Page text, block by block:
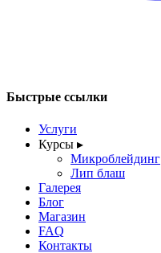
Быстрые ссылки
Услуги
Курсы ▸
Микроблейдинг
Лип блаш
Галерея
Блог
Магазин
FAQ
Контакты